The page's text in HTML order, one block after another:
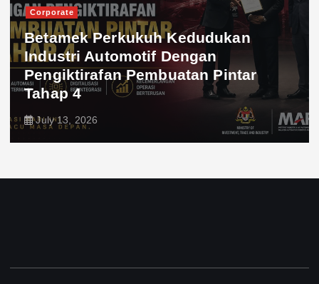
Corporate
Betamek Perkukuh Kedudukan
Industri Automotif Dengan
Pengiktirafan Pembuatan Pintar
Tahap 4
July 13, 2026